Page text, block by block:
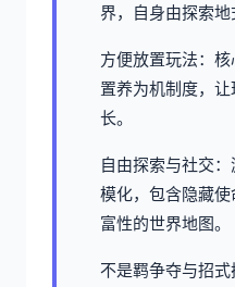
界，自身由探索地
方便放置玩法：
置养为机制度，
长。
自由探索与社交
模化，包含隐藏
富性的世界地图。
不是羁争夺与招